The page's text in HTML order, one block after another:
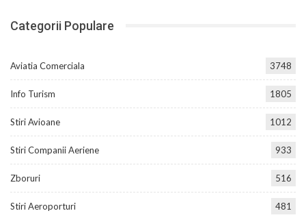
Categorii Populare
Aviatia Comerciala 3748
Info Turism 1805
Stiri Avioane 1012
Stiri Companii Aeriene 933
Zboruri 516
Stiri Aeroporturi 481